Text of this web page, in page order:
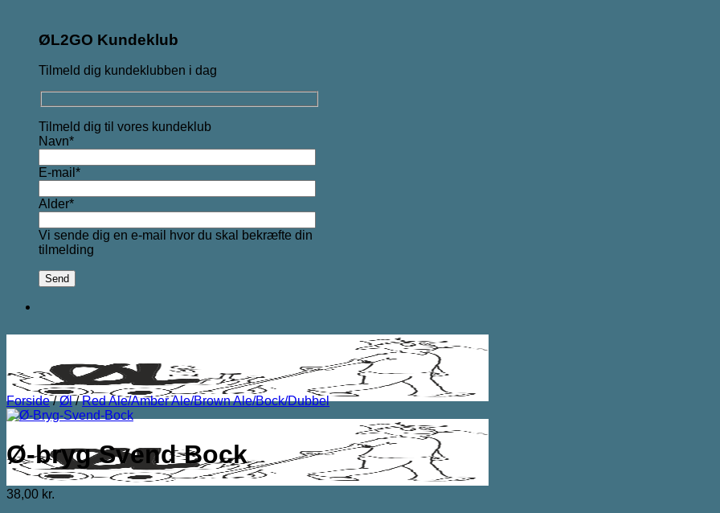
ØL2GO Kundeklub
Tilmeld dig kundeklubben i dag
Tilmeld dig til vores kundeklub
Navn*
E-mail*
Alder*
Vi sende dig en e-mail hvor du skal bekræfte din
tilmelding
Forside / Øl / Red Ale/Amber Ale/Brown Ale/Bock/Dubbel
Ø-bryg Svend Bock
38,00 kr.